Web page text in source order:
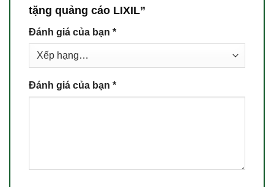
tặng quảng cáo LIXIL”
Đánh giá của bạn *
Đánh giá của bạn *